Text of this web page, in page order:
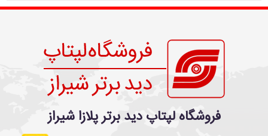
فروشگاه لپتاپ دید برتر پلازا شیراز